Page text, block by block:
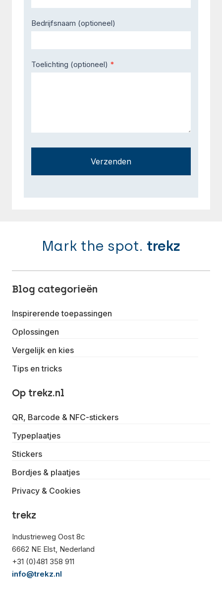
Bedrijfsnaam (optioneel)
Toelichting (optioneel) *
Verzenden
Mark the spot. trekz
Blog categorieën
Inspirerende toepassingen
Oplossingen
Vergelijk en kies
Tips en tricks
Op trekz.nl
QR, Barcode & NFC-stickers
Typeplaatjes
Stickers
Bordjes & plaatjes
Privacy & Cookies
trekz
Industrieweg Oost 8c
6662 NE Elst, Nederland
+31 (0)481 358 911
info@trekz.nl